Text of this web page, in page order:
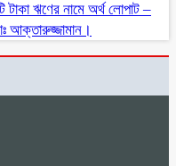
টাকা ঋণের নামে অর্থ লোপাট –
আক্তারুজ্জামান।